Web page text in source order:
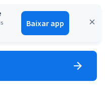
Baixar app
Entrar